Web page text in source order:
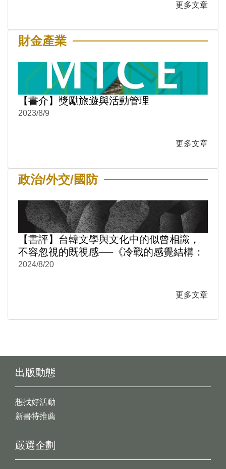
更多文章
財金產業
【書介】獎勵旅遊與活動管理
2023/8/9
更多文章
政治/外交/國防
【書評】台韓文學與文化中的似曾相識，
不容忽視的既視感──《冷戰的感覺結構：
台韓文學與文化中的性別與情感政治1950-
2024/8/20
更多文章
出版動態
想找好活動
新書特推薦
嚴選企劃